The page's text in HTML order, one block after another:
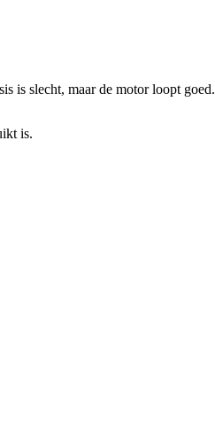
is slecht, maar de motor loopt goed.
is.